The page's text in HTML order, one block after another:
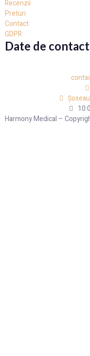
Recenzii
Preturi
Contact
GDPR
Date de contact
Harmony Medical –